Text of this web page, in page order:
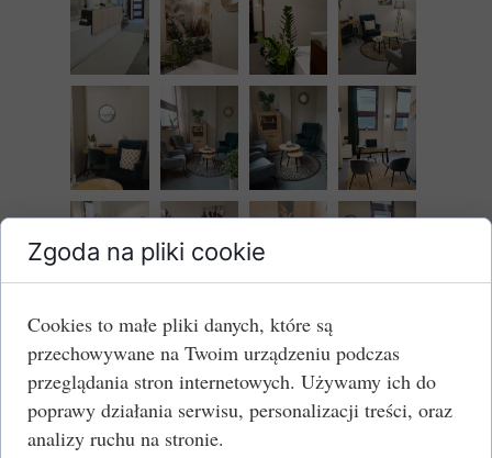
Zgoda na pliki cookie
Cookies to małe pliki danych, które są
przechowywane na Twoim urządzeniu podczas
przeglądania stron internetowych. Używamy ich do
poprawy działania serwisu, personalizacji treści, oraz
analizy ruchu na stronie.